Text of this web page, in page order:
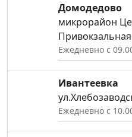
Домодедово
микрорайон
Ежедневно с
Ивантеевка
Ежедневно с